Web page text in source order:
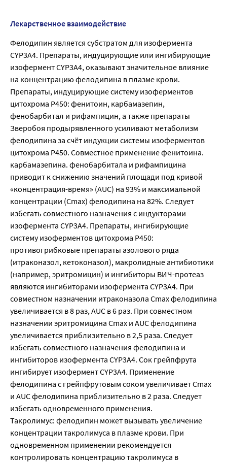
Лекарственное взаимодействие
Фелодипин является субстратом для изофермента
CYP3A4. Препараты, индуцирующие или ингибирующие
изофермент CYP3A4, оказывают значительное влияние
на концентрацию фелодипина в плазме крови.
Препараты, индуцирующие систему изоферментов
цитохрома Р450: фенитоин, карбамазепин,
фенобарбитал и рифампицин, а также препараты
Зверобоя продырявленного усиливают метаболизм
фелодипина за счёт индукции системы изоферментов
цитохрома Р450. Совместное применение фенитоина.
карбамазепина. фенобарбитала и рифампицина
приводит к снижению значений площади под кривой
«концентрация-время» (AUC) на 93% и максимальной
концентрации (Сmах) фелодипина на 82%. Следует
избегать совместного назначения с индукторами
изофермента CYP3A4. Препараты, ингибирующие
систему изоферментов цитохрома Р450:
противогрибковые препараты азолового ряда
(итраконазол, кетоконазол), макролидные антибиотики
(например, эритромицин) и ингибиторы ВИЧ-протеаз
являются ингибиторами изофермента CYP3A4. При
совместном назначении итраконазола Сmах фелодипина
увеличивается в 8 раз, AUC в 6 раз. При совместном
назначении эритромицина Сmах и AUC фелодипина
увеличивается приблизительно в 2,5 раза. Следует
избегать совместного назначения фелодипина и
ингибиторов изофермента CYP3A4. Сок грейпфрута
ингибирует изофермент CYP3A4. Применение
фелодипина с грейпфрутовым соком увеличивает Сmах
и AUC фелодипина приблизительно в 2 раза. Следует
избегать одновременного применения.
Такролимус: фелодипин может вызывать увеличение
концентрации такролимуса в плазме крови. При
одновременном применении рекомендуется
контролировать концентрацию такролимуса в